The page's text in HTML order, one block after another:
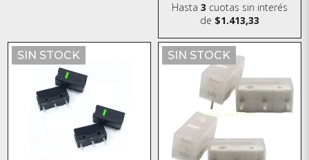
Hasta 3 cuotas sin interés
de $1.413,33
SIN STOCK SIN STOCK